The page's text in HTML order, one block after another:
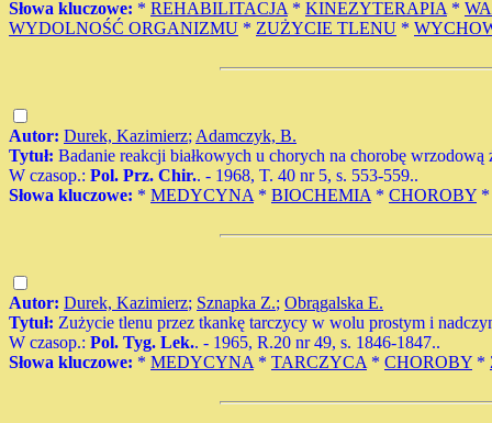
Słowa kluczowe: * REHABILITACJA * KINEZYTERAPIA *
WYDOLNOŚĆ ORGANIZMU * ZUŻYCIE TLENU *
Autor: Durek, Kazimierz; Adamczyk, B.
Tytuł: Badanie reakcji białkowych u chorych na chorobę wrzodową
W czasop.: Pol. Prz. Chir.. - 1968, T. 40 nr 5, s. 553-559..
Słowa kluczowe: * MEDYCYNA * BIOCHEMIA * CHOROBY
Autor: Durek, Kazimierz; Sznapka Z.; Obrągalska E.
Tytuł: Zużycie tlenu przez tkankę tarczycy w wolu prostym i
W czasop.: Pol. Tyg. Lek.. - 1965, R.20 nr 49, s. 1846-1847..
Słowa kluczowe: * MEDYCYNA * TARCZYCA * CHOROBY *